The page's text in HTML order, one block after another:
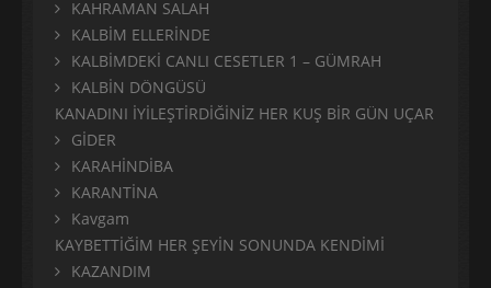
KAHRAMAN SALAH
KALBİM ELLERİNDE
KALBİMDEKİ CANLI CESETLER 1 – GÜMRAH
KALBİN DÖNGÜSÜ
KANADINI İYİLEŞTİRDİĞİNİZ HER KUŞ BİR GÜN UÇAR
GİDER
KARAHİNDİBA
KARANTİNA
Kavgam
KAYBETTİĞİM HER ŞEYİN SONUNDA KENDİMİ
KAZANDIM